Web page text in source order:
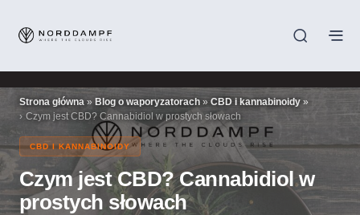
Strona główna » Blog o waporyzatorach»CBD i kannabinoidy »
Czym jest CBD? Cannabidiol w prostych słowach
CBD I KANNABINOIDY
Czym jest CBD? Cannabidiol w
prostych słowach